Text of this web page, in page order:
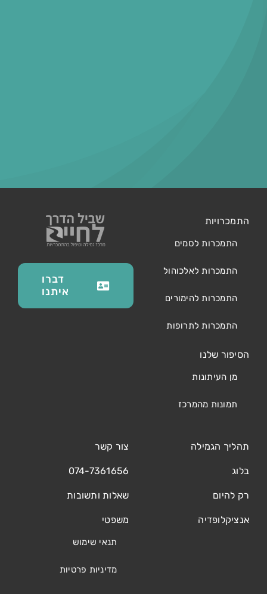
התמכרויות
התמכרות לסמים
התמכרות לאלכוהול
התמכרות להימורים
התמכרות לתרופות
הסיפור שלנו
מן העיתונות
תמונות מהמרכז
תהליך הגמילה
בלוג
רק להיום
אנציקלופדיה
צור קשר
074-7361656
שאלות ותשובות
משפטי
תנאי שימוש
מדיניות פרטיות
דברו
איתנו